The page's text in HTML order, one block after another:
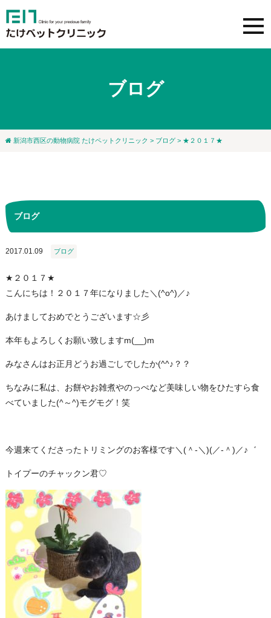
ブログ
新潟市西区の動物病院 たけペットクリニック > ブログ> ★２０１７★
ブログ
2017.01.09 ブログ
★２０１７★
こんにちは！２０１７年になりました＼(^o^)／♪
あけましておめでとうございます☆彡
本年もよろしくお願い致しますm(__)m
みなさんはお正月どうお過ごしでしたか(^^♪？？
ちなみに私は、お餅やお雑煮やのっぺなど美味しい物をひたすら食
べていました(^～^)モグモグ！笑
今週来てくださったトリミングのお客様です＼(＾-＼)(／-＾)／♪゛
トイプーのチャックン君♡